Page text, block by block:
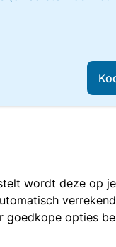
wordt deze op
goedkope opties